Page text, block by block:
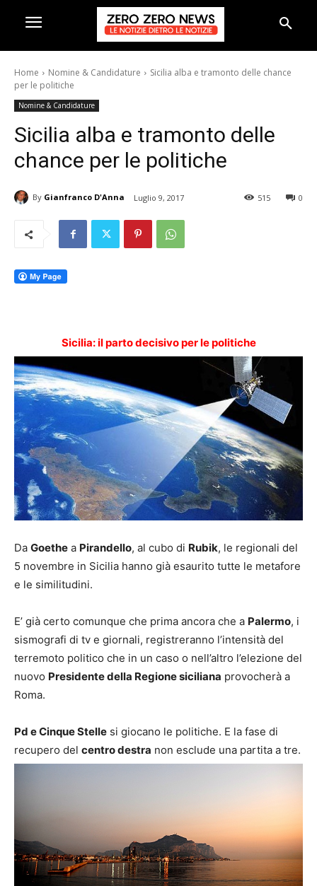
Home Nomine & Candidature
Sicilia alba e tramonto delle chance
per le politiche
Nomine & Candidature
Sicilia alba e tramonto delle
chance per le politiche
By Gianfranco D'Anna Luglio 9, 2017 0
515
Sicilia: il parto decisivo per le politiche
Da Goethe a Pirandello, al cubo di Rubik, le regionali del
5 novembre in Sicilia hanno già esaurito tutte le metafore
e le similitudini.
E’ già certo comunque che prima ancora che a Palermo, i
sismografi di tv e giornali, registreranno l’intensità del
terremoto politico che in un caso o nell’altro l’elezione del
nuovo Presidente della Regione siciliana provocherà a
Roma.
Pd e Cinque Stelle si giocano le politiche. E la fase di
recupero del centro destra non esclude una partita a tre.